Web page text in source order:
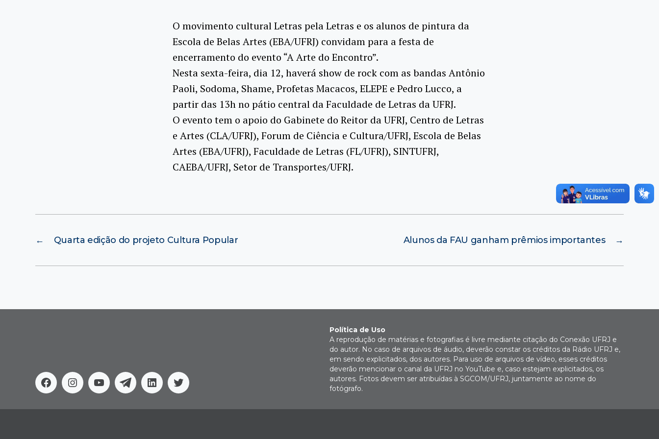
O movimento cultural Letras pela Letras e os alunos de pintura da
Escola de Belas Artes (EBA/UFRJ) convidam para a festa de
encerramento do evento “A Arte do Encontro”.
Nesta sexta-feira, dia 12, haverá show de rock com as bandas Antônio
Paoli, Sodoma, Shame, Profetas Macacos, ELEPE e Pedro Lucco, a
partir das 13h no pátio central da Faculdade de Letras da UFRJ.
O evento tem o apoio do Gabinete do Reitor da UFRJ, Centro de Letras
e Artes (CLA/UFRJ), Forum de Ciência e Cultura/UFRJ, Escola de Belas
Artes (EBA/UFRJ), Faculdade de Letras (FL/UFRJ), SINTUFRJ,
CAEBA/UFRJ, Setor de Transportes/UFRJ.
← Quarta edição do projeto Cultura Popular →
Alunos da FAU ganham prêmios importantes
FacebookInstagram
YoutubeTelegramLinkedinTwitter
Política de Uso
A reprodução de matérias e fotografias é livre mediante citação do Conexão UFRJ e
do autor. No caso de arquivos de áudio, deverão constar os créditos da Rádio UFRJ e,
em sendo explicitados, dos autores. Para uso de arquivos de vídeo, esses créditos
deverão mencionar o canal da UFRJ no YouTube e, caso estejam explicitados, os
autores. Fotos devem ser atribuídas à SGCOM/UFRJ, juntamente ao nome do
fotógrafo.